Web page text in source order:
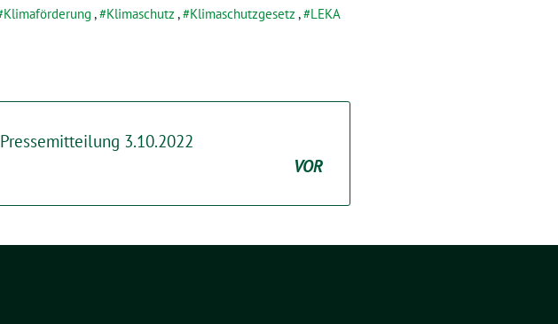
Klimaförderung , Klimaschutz , Klimaschutzgesetz ,
LEKA
Pressemitteilung 3.10.2022
VOR